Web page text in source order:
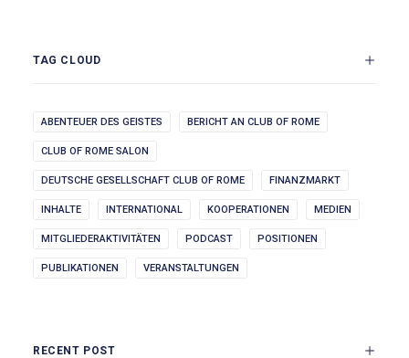
TAG CLOUD
ABENTEUER DES GEISTES BERICHT AN CLUB OF ROME
CLUB OF ROME SALON
DEUTSCHE GESELLSCHAFT CLUB OF ROME FINANZMARKT
INHALTE INTERNATIONAL KOOPERATIONEN MEDIEN
MITGLIEDERAKTIVITÄTEN PODCAST POSITIONEN
PUBLIKATIONEN VERANSTALTUNGEN
RECENT POST